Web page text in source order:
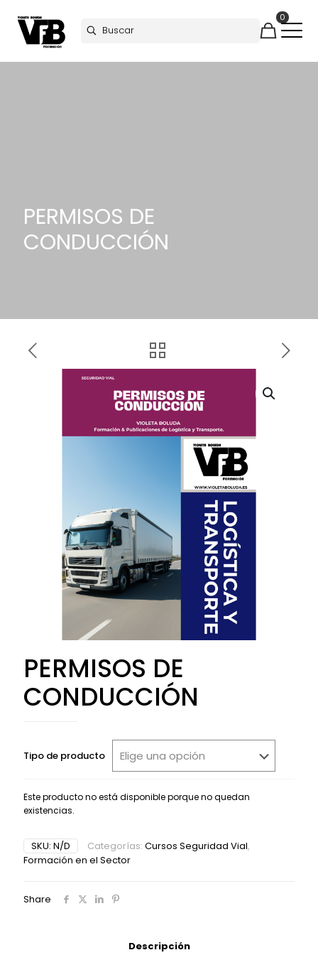
0
PERMISOS DE
CONDUCCIÓN
PERMISOS DE
CONDUCCIÓN
Tipo de producto
Este producto no está disponible porque no quedan
existencias.
SKU: N/D Categorías: Cursos Seguridad Vial,
Formación en el Sector
Share
Descripción